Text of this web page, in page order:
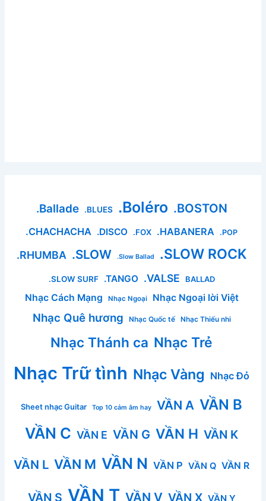
.Ballade .BLUES .Boléro .BOSTON
.CHACHACHA .DISCO .FOX .HABANERA .POP
.RHUMBA .SLOW .Slow Ballad .SLOW ROCK
.SLOW SURF .TANGO .VALSE BALLAD
Nhạc Cách Mạng Nhạc Ngoại Nhạc Ngoại lời Việt
Nhạc Quê hương Nhạc Quốc tế Nhạc Thiếu nhi
Nhạc Thánh ca Nhạc Trẻ
Nhạc Trữ tình Nhạc Vàng Nhạc Đỏ
Sheet nhạc Guitar Top 10 cảm âm hay VẦN A VẦN B
VẦN C VẦN E VẦN G VẦN H VẦN K
VẦN L VẦN M VẦN N VẦN P VẦN Q VẦN R
VẦN S VẦN T VẦN V VẦN X VẦN Y